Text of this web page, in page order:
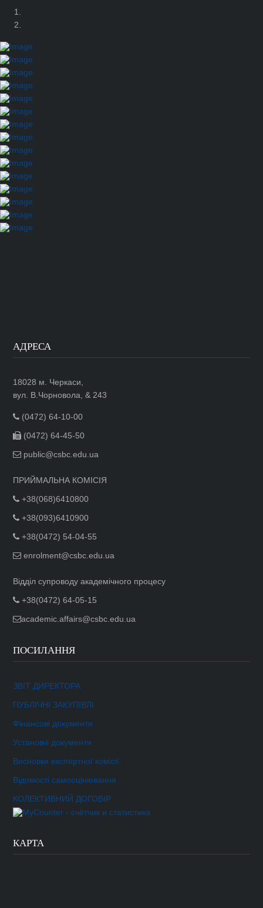
АДРЕСА
18028 м. Черкаси,
вул. В.Чорновола, & 243
(0472) 64-10-00
(0472) 64-45-50
public@csbc.edu.ua
ПРИЙМАЛЬНА КОМІСІЯ
+38(068)6410800
+38(093)6410900
+38(0472) 54-04-55
enrolment@csbc.edu.ua
Відділ супроводу академічного процесу
+38(0472) 64-05-15
academic.affairs@csbc.edu.ua
ПОСИЛАННЯ
ЗВІТ ДИРЕКТОРА
ПУБЛІЧНІ ЗАКУПІВЛІ
Фінансові документи
Установчі документи
Висновки експертної комісії
Відомості самооцінювання
КОЛЕКТИВНИЙ ДОГОВІР
КАРТА